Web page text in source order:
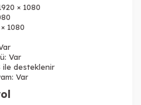
× 1080
1080
Var
ile desteklenir
Var